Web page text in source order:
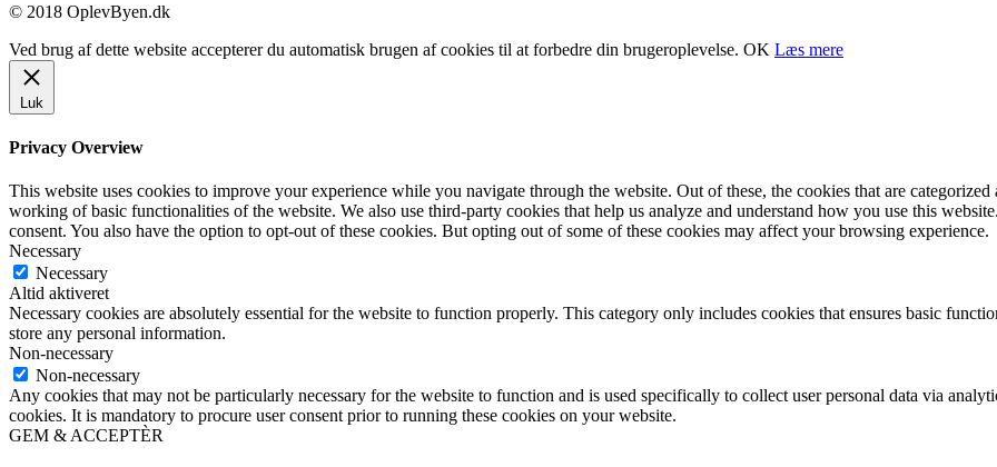
© 2018 OplevByen.dk
Ved brug af dette website accepterer du automatisk brugen af cookies til at forbedre din brugeroplevelse. OK Læs mere
Luk
Privacy Overview
This website uses cookies to improve your experience while you navigate through the website. Out of these, the cookies that are categorized
working of basic functionalities of the website. We also use third-party cookies that help us analyze and understand how you use this
consent. You also have the option to opt-out of these cookies. But opting out of some of these cookies may affect your browsing experience.
Necessary
Necessary
Altid aktiveret
Necessary cookies are absolutely essential for the website to function properly. This category only includes cookies that ensures basic
store any personal information.
Non-necessary
Non-necessary
Any cookies that may not be particularly necessary for the website to function and is used specifically to collect user personal data via
cookies. It is mandatory to procure user consent prior to running these cookies on your website.
GEM & ACCEPTÈR